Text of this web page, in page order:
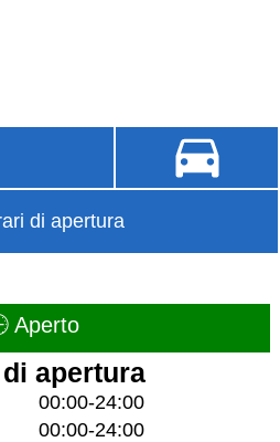
di apertura
Aperto
apertura
00:00-24:00
00:00-24:00